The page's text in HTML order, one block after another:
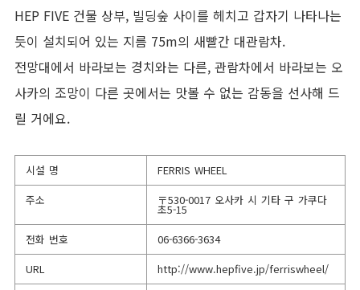
HEP FIVE 건물 상부, 빌딩숲 사이를 헤치고 갑자기 나타나는
듯이 설치되어 있는 지름 75m의 새빨간 대관람차.
전망대에서 바라보는 경치와는 다른, 관람차에서 바라보는 오
사카의 조망이 다른 곳에서는 맛볼 수 없는 감동을 선사해 드
릴 거에요.
시설 명
FERRIS WHEEL
주소
〒530-0017 오사카 시 기타 구 가쿠다
초5-15
전화 번호
06-6366-3634
URL
http://www.hepfive.jp/ferriswheel/